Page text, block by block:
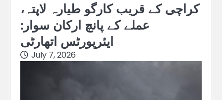
کراچی کے قریب کارگو طیارہ لاپتہ،
عملے کے پانچ ارکان سوار:
ایئرپورٹس اتھارٹی
July 7, 2026